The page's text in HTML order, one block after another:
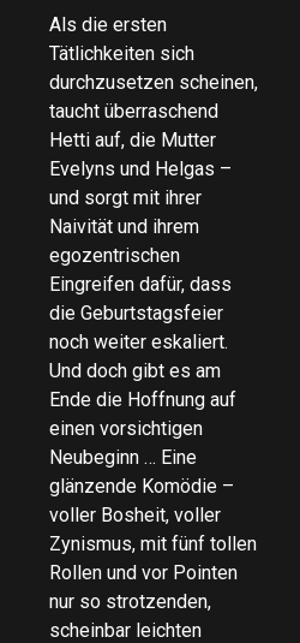
Als die ersten
Tätlichkeiten sich
durchzusetzen scheinen,
taucht überraschend
Hetti auf, die Mutter
Evelyns und Helgas –
und sorgt mit ihrer
Naivität und ihrem
egozentrischen
Eingreifen dafür, dass
die Geburtstagsfeier
noch weiter eskaliert.
Und doch gibt es am
Ende die Hoffnung auf
einen vorsichtigen
Neubeginn … Eine
glänzende Komödie –
voller Bosheit, voller
Zynismus, mit fünf tollen
Rollen und vor Pointen
nur so strotzenden,
scheinbar leichten